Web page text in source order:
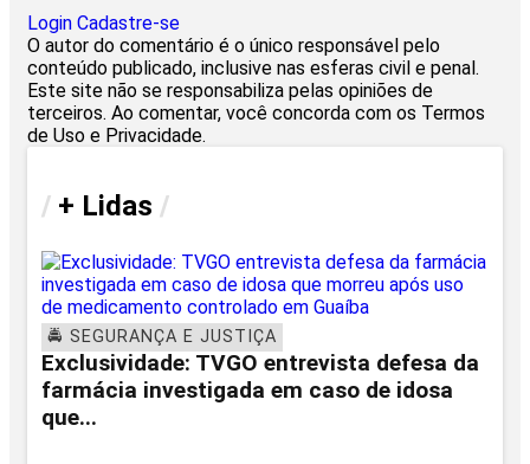
Login Cadastre-se
O autor do comentário é o único responsável pelo
conteúdo publicado, inclusive nas esferas civil e penal.
Este site não se responsabiliza pelas opiniões de
terceiros. Ao comentar, você concorda com os Termos
de Uso e Privacidade.
/ + Lidas /
🚔 SEGURANÇA E JUSTIÇA
Exclusividade: TVGO entrevista defesa da
farmácia investigada em caso de idosa
que...